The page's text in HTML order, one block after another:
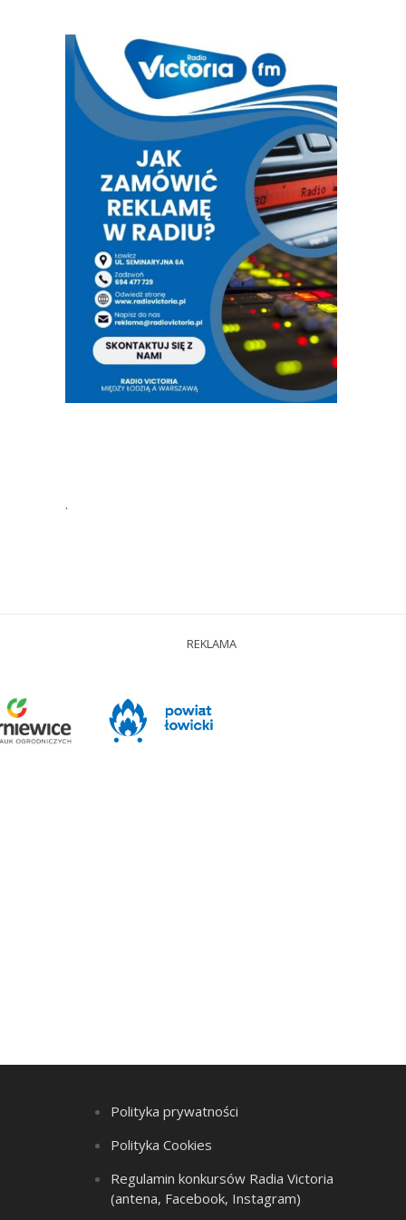
.
REKLAMA
Polityka prywatności
Polityka Cookies
Regulamin konkursów Radia Victoria
(antena, Facebook, Instagram)